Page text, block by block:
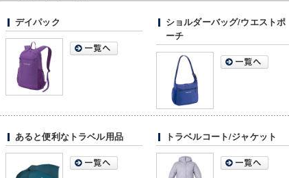
デイパック
ショルダーバッグ/ウエストポ
ーチ
あると便利なトラベル用品 トラベルコート/ジャケット